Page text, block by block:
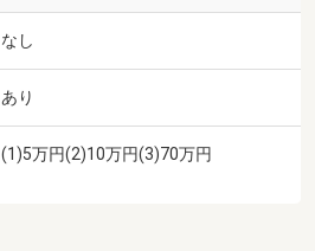
なし
あり
(1)5万円(2)10万円(3)70万円